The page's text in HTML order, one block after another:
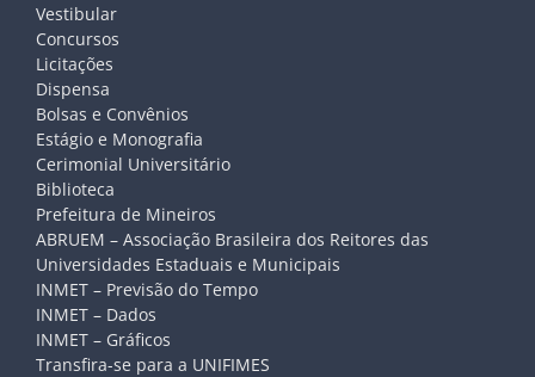
Vestibular
Concursos
Licitações
Dispensa
Bolsas e Convênios
Estágio e Monografia
Cerimonial Universitário
Biblioteca
Prefeitura de Mineiros
ABRUEM – Associação Brasileira dos Reitores das
Universidades Estaduais e Municipais
INMET – Previsão do Tempo
INMET – Dados
INMET – Gráficos
Transfira-se para a UNIFIMES